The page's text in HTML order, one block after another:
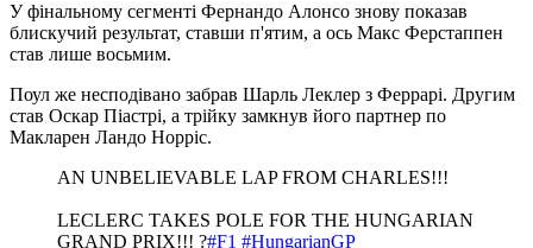
У фінальному сегменті Фернандо Алонсо знову показав
блискучий результат, ставши п'ятим, а ось Макс Ферстаппен
став лише восьмим.
Поул же несподівано забрав Шарль Леклер з Феррарі. Другим
став Оскар Піастрі, а трійку замкнув його партнер по
Макларен Ландо Норріс.
AN UNBELIEVABLE LAP FROM CHARLES!!!
LECLERC TAKES POLE FOR THE HUNGARIAN
GRAND PRIX!!! ?#F1 #HungarianGP